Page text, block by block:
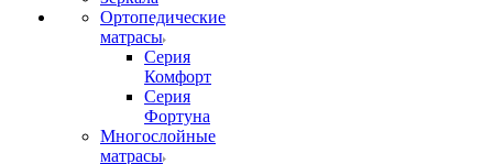
Ортопедические
матрасы
Серия
Комфорт
Серия
Фортуна
Многослойные
матрасы